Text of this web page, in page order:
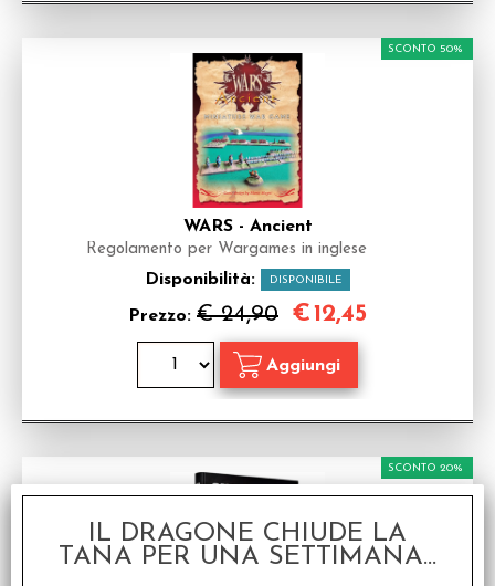
WARS - Ancient
Regolamento per Wargames in inglese
Disponibilità: DISPONIBILE
Prezzo: € 24,90
SCONTO 50%
€12,45
SCONTO 20%
IL DRAGONE CHIUDE LA
TANA PER UNA SETTIMANA...